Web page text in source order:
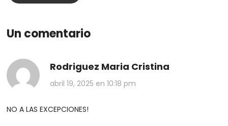
Un comentario
Rodriguez Maria Cristina
abril 19, 2025 en 10:18 pm
NO A LAS EXCEPCIONES!